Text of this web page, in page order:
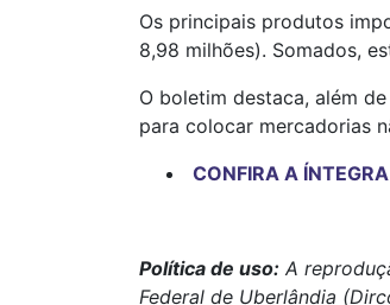
Os principais produtos
8,98 milhões). Somados,
O boletim destaca, além
para colocar mercadorias
CONFIRA A
Política de uso: A
Federal de Uberlândia